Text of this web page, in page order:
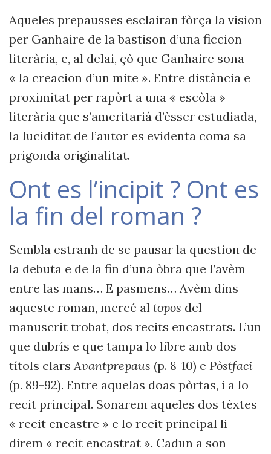
Aqueles prepausses esclairan fòrça la vision
per Ganhaire de la bastison d’una ficcion
literària, e, al delai, çò que Ganhaire sona
« la creacion d’un mite ». Entre distància e
proximitat per rapòrt a una « escòla »
literària que s’ameritariá d’èsser estudiada,
la luciditat de l’autor es evidenta coma sa
prigonda originalitat.
Ont es l’incipit ? Ont es
la fin del roman ?
Sembla estranh de se pausar la question de
la debuta e de la fin d’una òbra que l’avèm
entre las mans… E pasmens… Avèm dins
aqueste roman, mercé al topos del
manuscrit trobat, dos recits encastrats. L’un
que dubrís e que tampa lo libre amb dos
títols clarsAvantprepaus (p. 8-10) e Pòstfaci
(p. 89-92). Entre aquelas doas pòrtas, i a lo
recit principal. Sonarem aqueles dos tèxtes
« recit encastre » e lo recit principal li
direm « recit encastrat ». Cadun a son